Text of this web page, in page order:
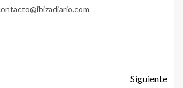
Siguiente